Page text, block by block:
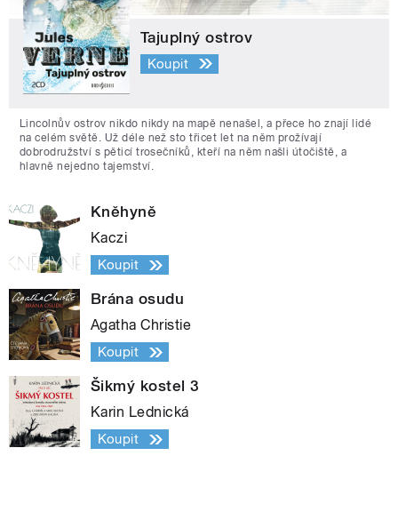
Tajuplný ostrov
Koupit
Lincolnův ostrov nikdo nikdy na mapě nenašel, a přece ho znají lidé
na celém světě. Už déle než sto třicet let na něm prožívají
dobrodružství s pěticí trosečníků, kteří na něm našli útočiště, a
hlavně nejedno tajemství.
Kněhyně
Kaczi
Koupit
Brána osudu
Agatha Christie
Koupit
Šikmý kostel 3
Karin Lednická
Koupit